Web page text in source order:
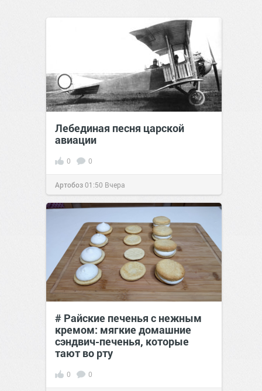
Лебединая песня царской
авиации
0 0
Артобоз01:50 Вчера
# Райские печенья с нежным
кремом: мягкие домашние
сэндвич-печенья, которые
тают во рту
0 0